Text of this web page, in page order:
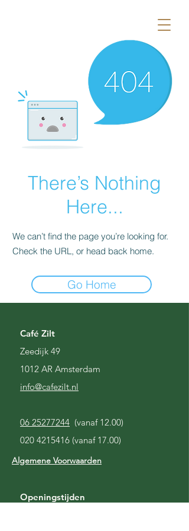
There’s Nothing
Here...
We can’t find the page you’re looking for.
Check the URL, or head back home.
Go Home
Café Zilt
Zeedijk 49
1012 AR Amsterdam
info@cafezilt.nl
06 25277244 (vanaf 12.00)
020 4215416 (vanaf 17.00)
Algemene Voorwaarden
Openingstijden